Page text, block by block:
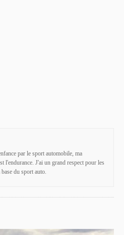
par le sport automobile, ma
l'endurance. J'ai un grand respect pour les
du sport auto.